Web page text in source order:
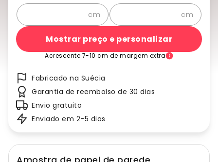
cm cm
Mostrar preço e personalizar
Acrescente 7-10 cm de margem extra
Fabricado na Suécia
Garantia de reembolso de 30 dias
Envio gratuito
Enviado em 2-5 dias